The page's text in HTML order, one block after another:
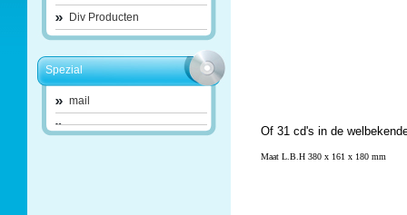
Div Producten
Spezial
mail
Of 31 cd's in de
Maat L.B.H 380 x 161 x 180 mm